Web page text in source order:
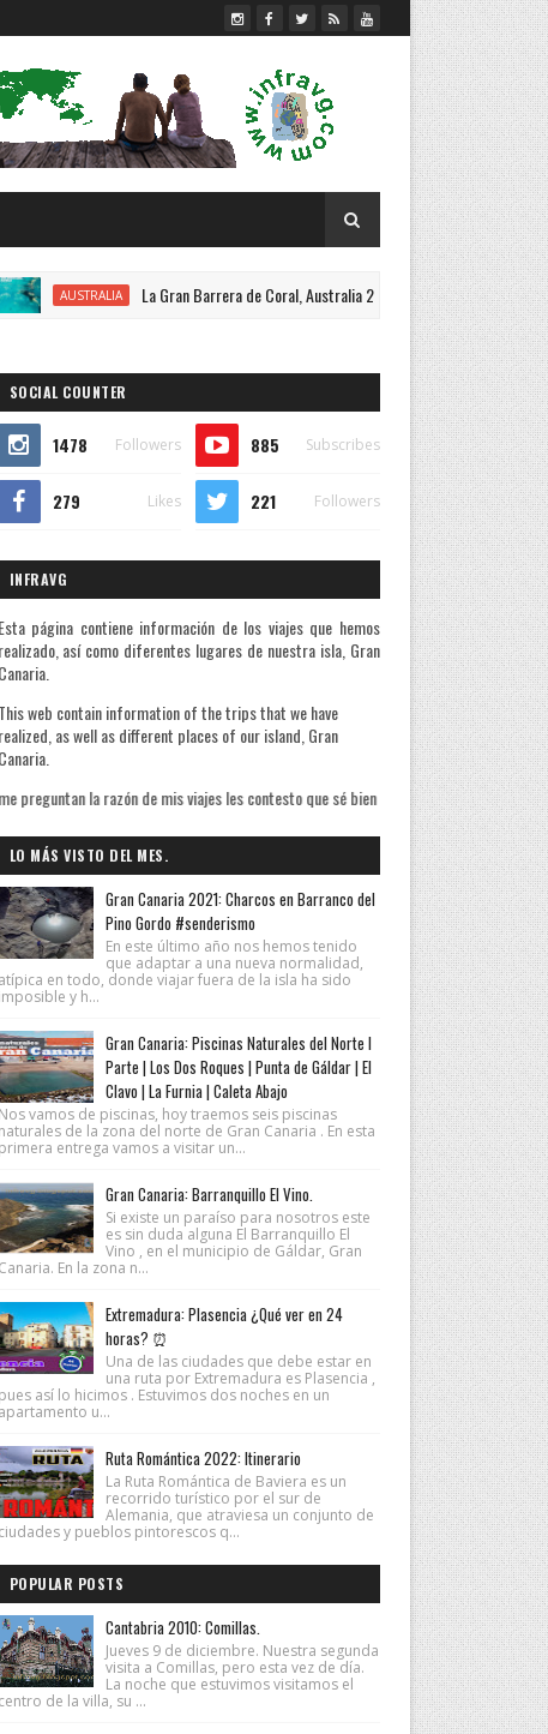
La Gran Barrera de Coral, Australia 2018. DESTACADO Cart
SOCIAL COUNTER
1478 Followers 885 Subscribes
279 Likes 221 Followers
INFRAVG
Esta página contiene información de los viajes que hemos
realizado, así como diferentes lugares de nuestra isla, Gran
Canaria.
This web contain information of the trips that we have
realized, as well as different places of our island, Gran
Canaria.
mis viajes les contesto que sé bien de qué huyo pero ignoro lo que busco. De
LO MÁS VISTO DEL MES.
Gran Canaria 2021: Charcos en Barranco del
Pino Gordo #senderismo
En este último año nos hemos tenido
que adaptar a una nueva normalidad,
atípica en todo, donde viajar fuera de la isla ha sido
imposible y h...
Gran Canaria: Piscinas Naturales del Norte I
Parte | Los Dos Roques | Punta de Gáldar | El
Clavo | La Furnia | Caleta Abajo
Nos vamos de piscinas, hoy traemos seis piscinas
naturales de la zona del norte de Gran Canaria . En esta
primera entrega vamos a visitar un...
Gran Canaria: Barranquillo El Vino.
Si existe un paraíso para nosotros este
es sin duda alguna El Barranquillo El
Vino , en el municipio de Gáldar, Gran
Canaria. En la zona n...
Extremadura: Plasencia ¿Qué ver en 24
horas? ⏰
Una de las ciudades que debe estar en
una ruta por Extremadura es Plasencia ,
pues así lo hicimos . Estuvimos dos noches en un
apartamento u...
Ruta Romántica 2022: Itinerario
La Ruta Romántica de Baviera es un
recorrido turístico por el sur de
Alemania, que atraviesa un conjunto de
ciudades y pueblos pintorescos q...
POPULAR POSTS
Cantabria 2010: Comillas.
Jueves 9 de diciembre. Nuestra segunda
visita a Comillas, pero esta vez de día.
La noche que estuvimos visitamos el
centro de la villa, su ...